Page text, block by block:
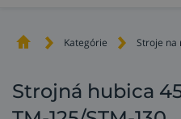
Kategórie Stroje na
Strojná hubica